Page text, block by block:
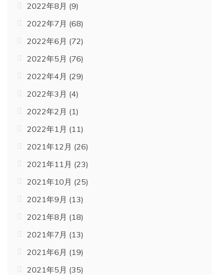
2022年8月 (9)
2022年7月 (68)
2022年6月 (72)
2022年5月 (76)
2022年4月 (29)
2022年3月 (4)
2022年2月 (1)
2022年1月 (11)
2021年12月 (26)
2021年11月 (23)
2021年10月 (25)
2021年9月 (13)
2021年8月 (18)
2021年7月 (13)
2021年6月 (19)
2021年5月 (35)